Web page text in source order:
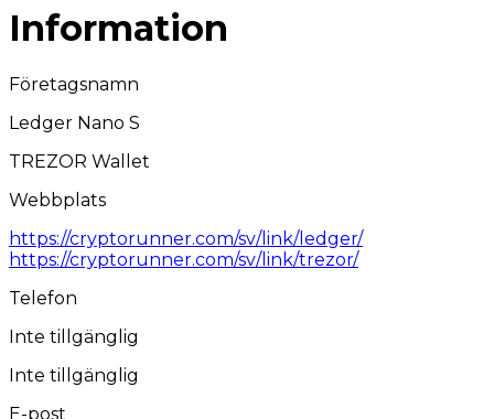
Information
Företagsnamn
Ledger Nano S
TREZOR Wallet
Webbplats
https://cryptorunner.com/sv/link/ledger/
https://cryptorunner.com/sv/link/trezor/
Telefon
Inte tillgänglig
Inte tillgänglig
E-post